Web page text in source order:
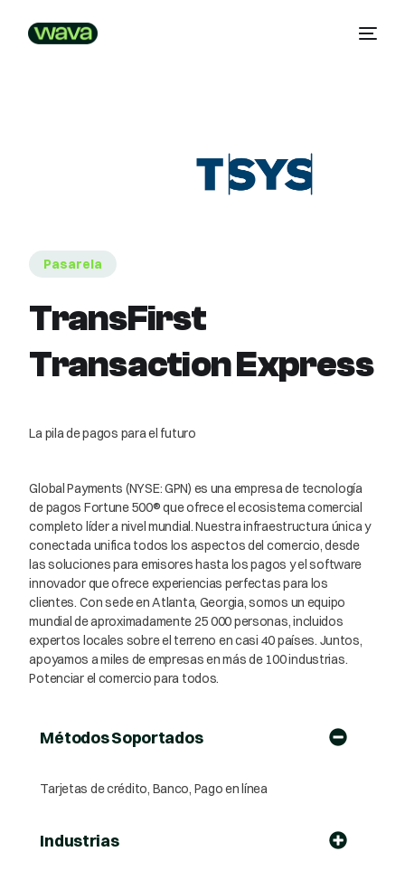
Pasarela
TransFirst
Transaction Express
La pila de pagos para el futuro
Global Payments (NYSE: GPN) es una empresa de tecnología
de pagos Fortune 500® que ofrece el ecosistema comercial
completo líder a nivel mundial. Nuestra infraestructura única y
conectada unifica todos los aspectos del comercio, desde
las soluciones para emisores hasta los pagos y el software
innovador que ofrece experiencias perfectas para los
clientes. Con sede en Atlanta, Georgia, somos un equipo
mundial de aproximadamente 25 000 personas, incluidos
expertos locales sobre el terreno en casi 40 países. Juntos,
apoyamos a miles de empresas en más de 100 industrias.
Potenciar el comercio para todos.
Métodos Soportados
Tarjetas de crédito, Banco, Pago en línea
Industrias